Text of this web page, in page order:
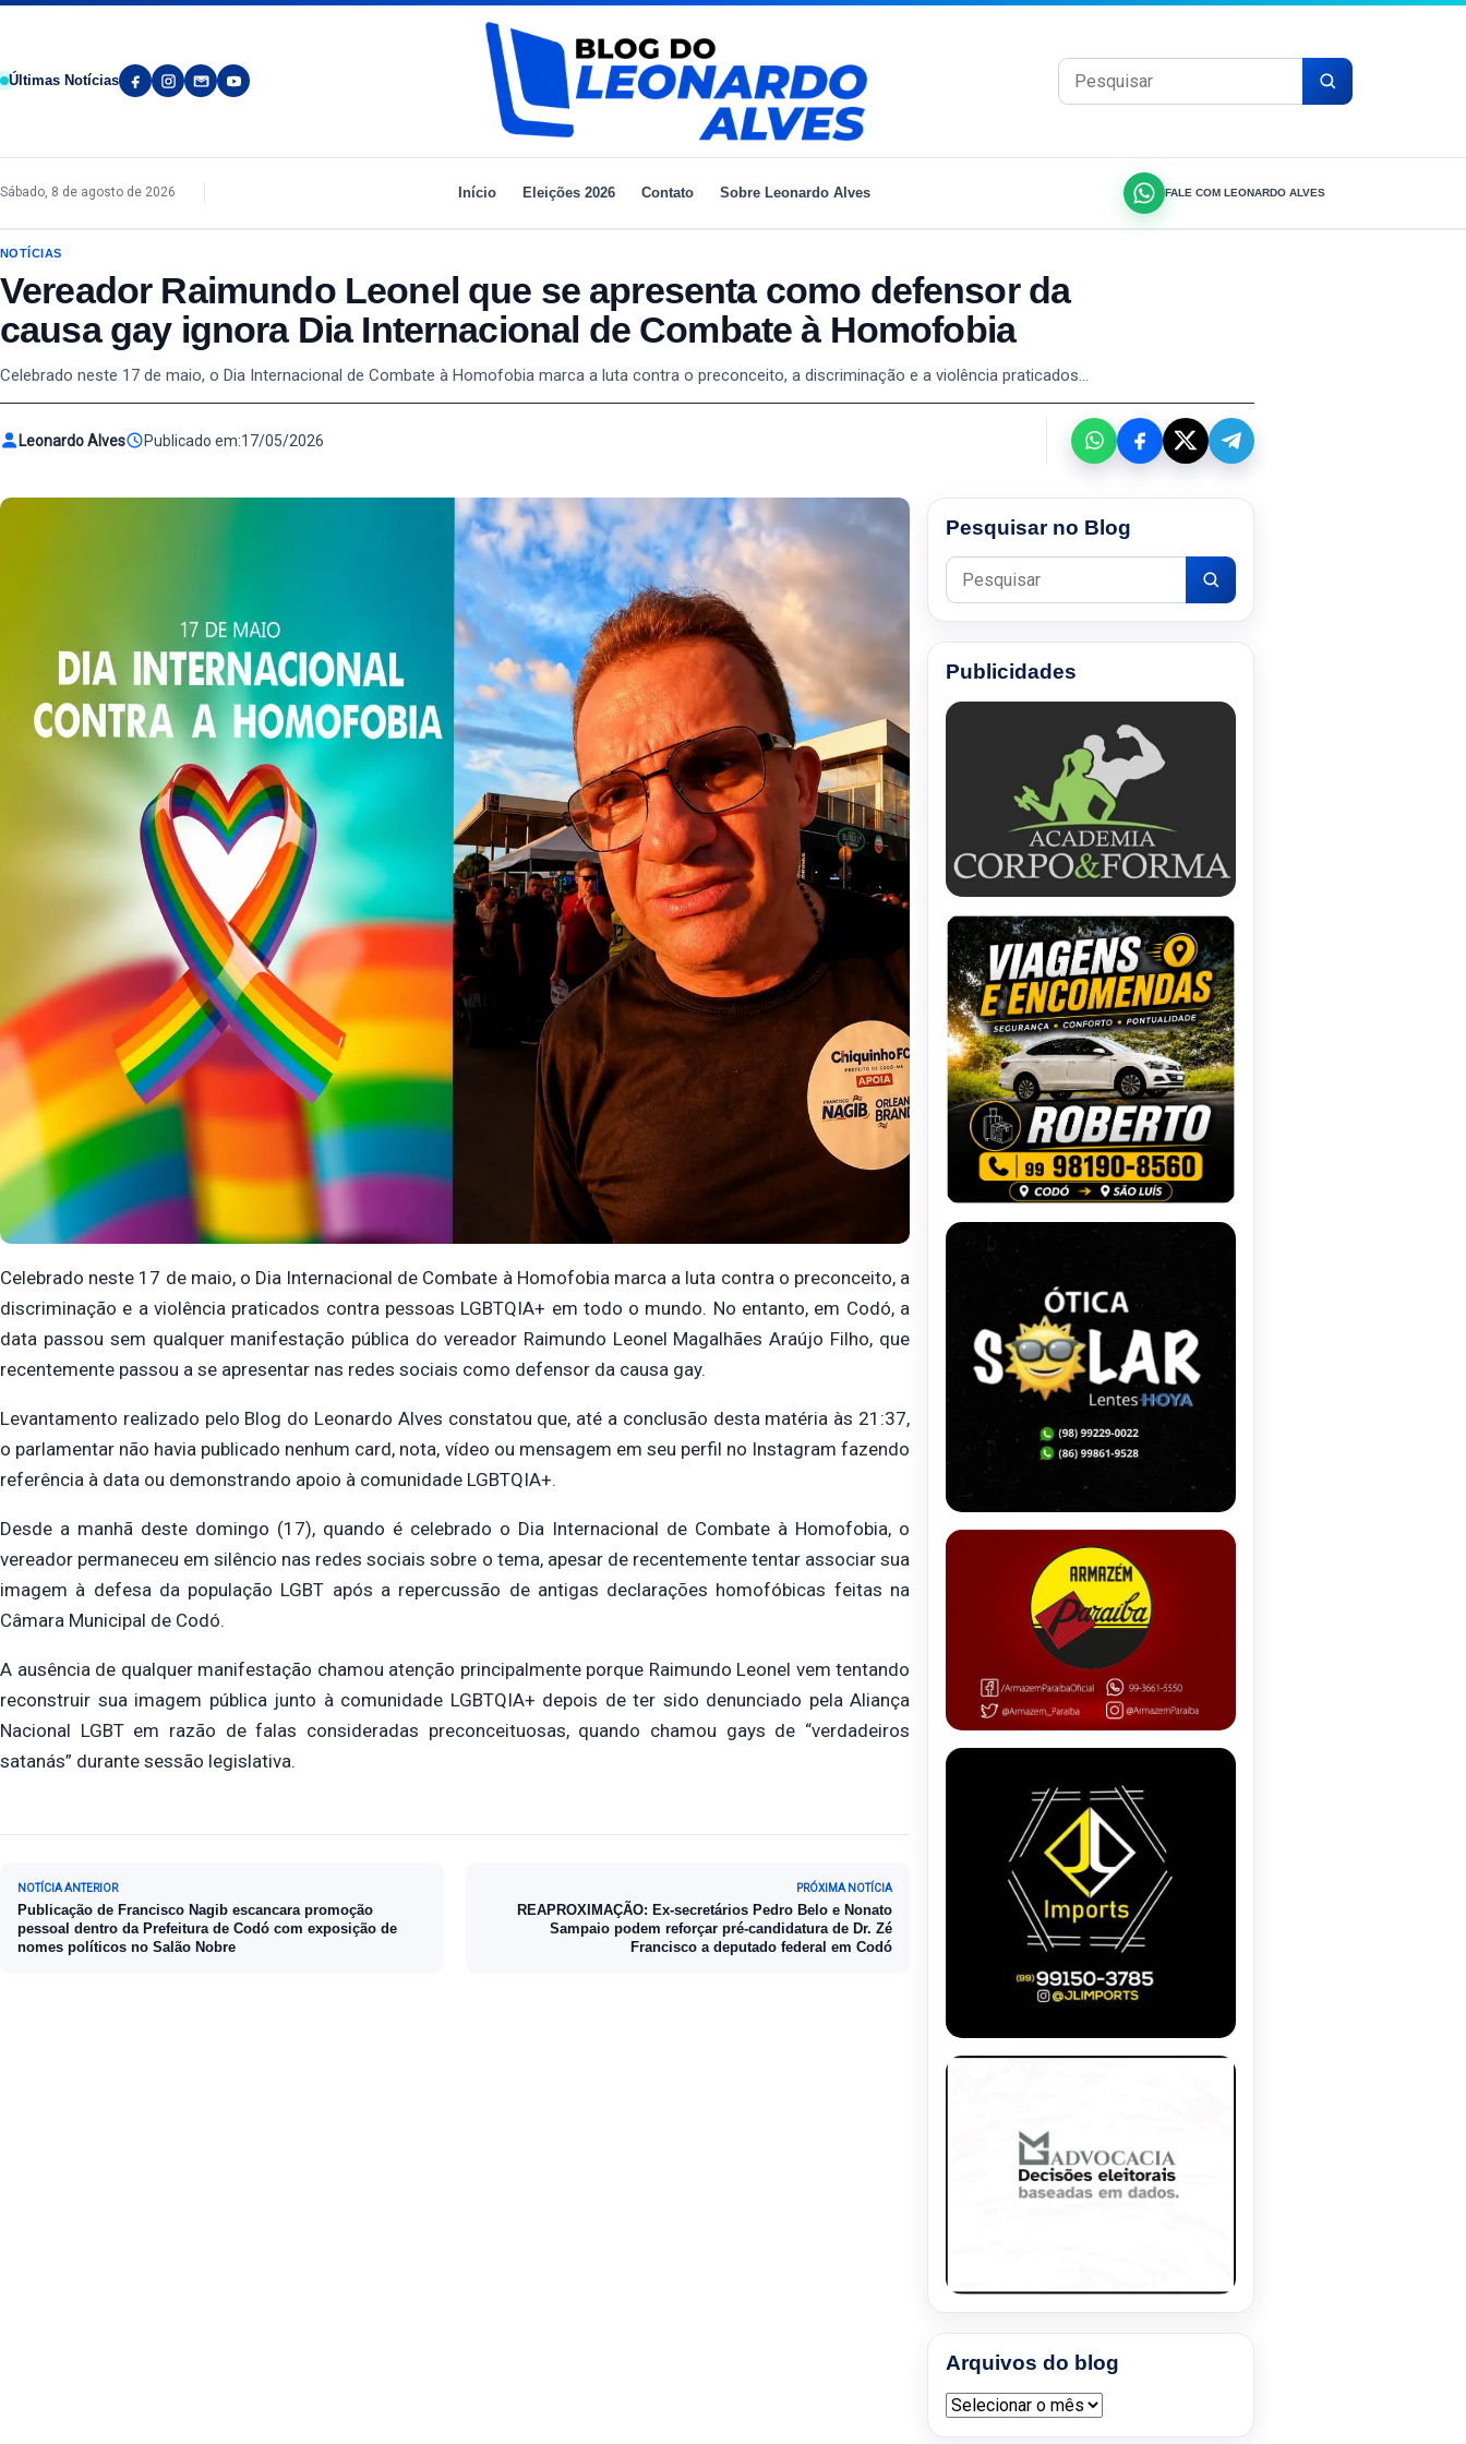
Pular para o conteúdo
Últimas Notícias Pesquisar por:
Sábado, 8 de agosto de 2026 Início Eleições 2026 Contato Sobre Leonardo Alves FALE COM LEONARDO ALVES
NOTÍCIAS
Vereador Raimundo Leonel que se apresenta como defensor da
causa gay ignora Dia Internacional de Combate à Homofobia
Celebrado neste 17 de maio, o Dia Internacional de Combate à Homofobia marca a luta contra o preconceito, a discriminação e a violência praticados…
Leonardo Alves Publicado em:17/05/2026
Celebrado neste 17 de maio, o Dia Internacional de Combate à Homofobia marca a luta contra o preconceito, a
discriminação e a violência praticados contra pessoas LGBTQIA+ em todo o mundo. No entanto, em Codó, a
data passou sem qualquer manifestação pública do vereador Raimundo Leonel Magalhães Araújo Filho, que
recentemente passou a se apresentar nas redes sociais como defensor da causa gay.
Levantamento realizado pelo Blog do Leonardo Alves constatou que, até a conclusão desta matéria às 21:37,
o parlamentar não havia publicado nenhum card, nota, vídeo ou mensagem em seu perfil no Instagram fazendo
referência à data ou demonstrando apoio à comunidade LGBTQIA+.
Desde a manhã deste domingo (17), quando é celebrado o Dia Internacional de Combate à Homofobia, o
vereador permaneceu em silêncio nas redes sociais sobre o tema, apesar de recentemente tentar associar sua
imagem à defesa da população LGBT após a repercussão de antigas declarações homofóbicas feitas na
Câmara Municipal de Codó.
A ausência de qualquer manifestação chamou atenção principalmente porque Raimundo Leonel vem tentando
reconstruir sua imagem pública junto à comunidade LGBTQIA+ depois de ter sido denunciado pela Aliança
Nacional LGBT em razão de falas consideradas preconceituosas, quando chamou gays de “verdadeiros
satanás” durante sessão legislativa.
Navegação de Post
NOTÍCIA ANTERIOR
Publicação de Francisco Nagib escancara promoção
pessoal dentro da Prefeitura de Codó com exposição de
nomes políticos no Salão Nobre
PRÓXIMA NOTÍCIA
REAPROXIMAÇÃO: Ex-secretários Pedro Belo e Nonato
Sampaio podem reforçar pré-candidatura de Dr. Zé
Francisco a deputado federal em Codó
Pesquisar no Blog
Pesquisar por:
Publicidades
Arquivos do blog
Arquivos do blog